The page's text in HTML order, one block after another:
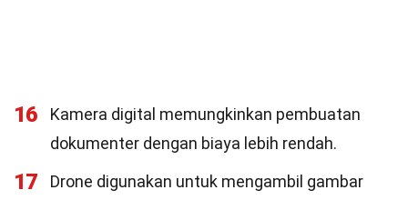
16
Kamera digital memungkinkan pembuatan
dokumenter dengan biaya lebih rendah.
17
Drone digunakan untuk mengambil gambar